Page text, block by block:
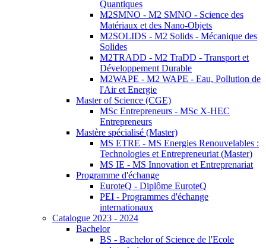
Quantiques
M2SMNO - M2 SMNO - Science des
Matériaux et des Nano-Objets
M2SOLIDS - M2 Solids - Mécanique des
Solides
M2TRADD - M2 TraDD - Transport et
Développement Durable
M2WAPE - M2 WAPE - Eau, Pollution de
l'Air et Energie
Master of Science (CGE)
MSc Entrepreneurs - MSc X-HEC
Entrepreneurs
Mastère spécialisé (Master)
MS ETRE - MS Energies Renouvelables :
Technologies et Entrepreneuriat (Master)
MS IE - MS Innovation et Entreprenariat
Programme d'échange
EuroteQ - Diplôme EuroteQ
PEI - Programmes d'échange
internationaux
Catalogue 2023 - 2024
Bachelor
BS - Bachelor of Science de l'Ecole